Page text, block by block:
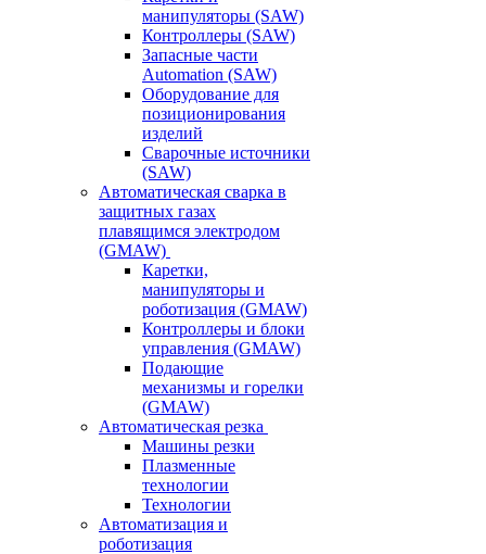
манипуляторы (SAW)
Контроллеры (SAW)
Запасные части
Automation (SAW)
Оборудование для
позиционирования
изделий
Сварочные источники
(SAW)
Автоматическая сварка в
защитных газах
плавящимся электродом
(GMAW)
Каретки,
манипуляторы и
роботизация (GMAW)
Контроллеры и блоки
управления (GMAW)
Подающие
механизмы и горелки
(GMAW)
Автоматическая резка
Машины резки
Плазменные
технологии
Технологии
Автоматизация и
роботизация